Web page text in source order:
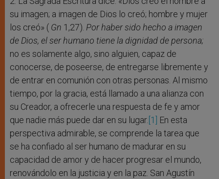
su imagen; a imagen de Dios lo creó; hombre y mujer
los creó» ( Gn 1,27). Por haber sido hecho a imagen
de Dios, el ser humano tiene la dignidad de persona;
no es solamente algo, sino alguien, capaz de
conocerse, de poseerse, de entregarse libremente y
de entrar en comunión con otras personas. Al mismo
tiempo, por la gracia, está llamado a una alianza con
su Creador, a ofrecerle una respuesta de fe y amor
que nadie más puede dar en su lugar. [1]
En esta
perspectiva admirable, se comprende la tarea que
se ha confiado al ser humano de madurar en su
capacidad de amor y de hacer progresar el mundo,
renovándolo en la justicia y en la paz. San Agustín